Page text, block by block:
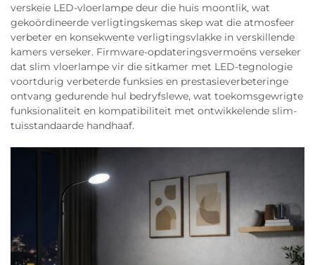
verskeie LED-vloerlampe deur die huis moontlik, wat
gekoördineerde verligtingskemas skep wat die atmosfeer
verbeter en konsekwente verligtingsvlakke in verskillende
kamers verseker. Firmware-opdateringsvermoëns verseker
dat slim vloerlampe vir die sitkamer met LED-tegnologie
voortdurig verbeterde funksies en prestasieverbeteringe
ontvang gedurende hul bedryfslewe, wat toekomsgewrigte
funksionaliteit en kompatibiliteit met ontwikkelende slim-
tuisstandaarde handhaaf.